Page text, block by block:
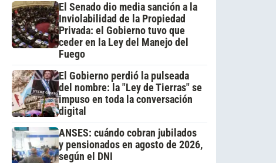
El Senado dio media sanción a la
Inviolabilidad de la Propiedad
Privada: el Gobierno tuvo que
ceder en la Ley del Manejo del
Fuego
El Gobierno perdió la pulseada
del nombre: la "Ley de Tierras" se
impuso en toda la conversación
digital
ANSES: cuándo cobran jubilados
y pensionados en agosto de 2026,
según el DNI